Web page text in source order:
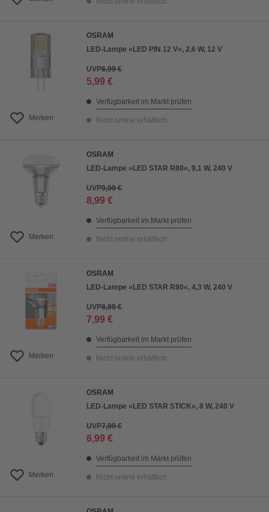
Merken
OSRAM
LED-Lampe »LED PIN 12 V«, 2,6 W, 12 V
UVP6,99 €
5,99 €
Verfügbarkeit im Markt prüfen
Nicht online erhältlich
Merken
OSRAM
LED-Lampe »LED STAR R80«, 9,1 W, 240 V
UVP9,99 €
8,99 €
Verfügbarkeit im Markt prüfen
Nicht online erhältlich
Merken
OSRAM
LED-Lampe »LED STAR R80«, 4,3 W, 240 V
UVP8,99 €
7,99 €
Verfügbarkeit im Markt prüfen
Nicht online erhältlich
Merken
OSRAM
LED-Lampe »LED STAR STICK«, 8 W, 240 V
UVP7,99 €
6,99 €
Verfügbarkeit im Markt prüfen
Nicht online erhältlich